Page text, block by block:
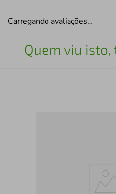
Carregando avaliações…
Quem viu isto,